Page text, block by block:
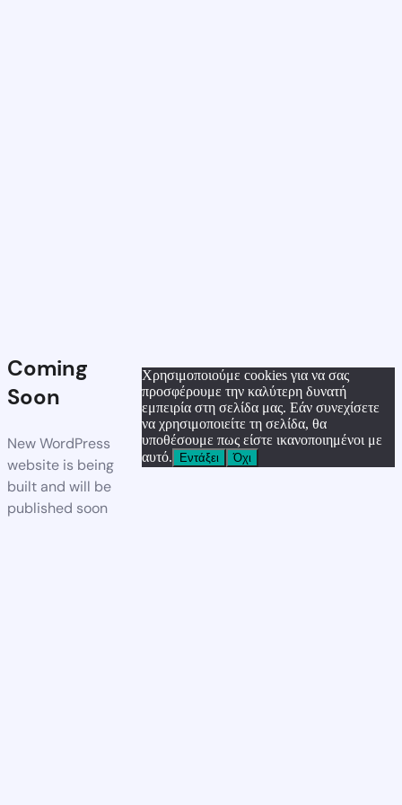
Coming
Soon
New WordPress
website is being
built and will be
published soon
Χρησιμοποιούμε cookies για να σας
προσφέρουμε την καλύτερη δυνατή
εμπειρία στη σελίδα μας. Εάν συνεχίσετε
να χρησιμοποιείτε τη σελίδα, θα
υποθέσουμε πως είστε ικανοποιημένοι με
αυτό.
Εντάξει Όχι